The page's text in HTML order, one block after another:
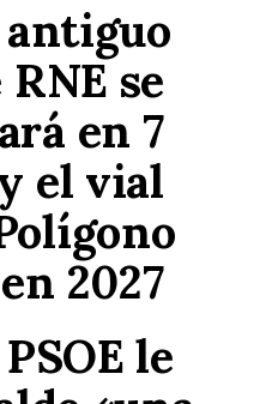
antiguo
se
en 7
el vial
2027
le